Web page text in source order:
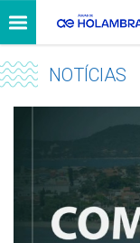
NOTÍCIAS